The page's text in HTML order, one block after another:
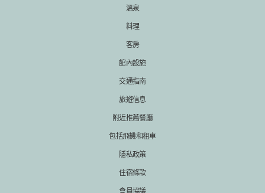
溫泉
料理
客房
館內設施
交通指南
旅遊信息
附近推薦餐廳
包括飛機和租車
隱私政策
住宿條款
會員協議